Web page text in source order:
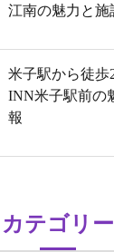
江南の魅力と施
米子駅から徒歩
INN米子駅前の
報
カテゴリー